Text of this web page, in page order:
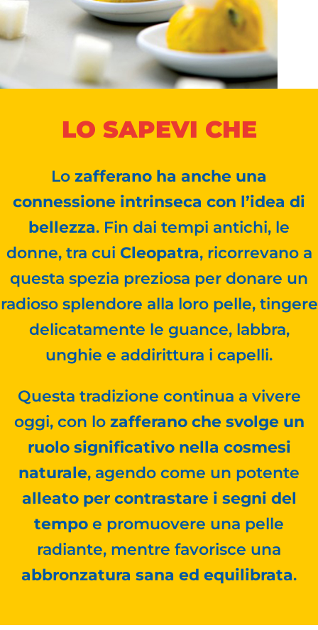
LO SAPEVI CHE
Lo zafferano ha anche una
connessione intrinseca con l’idea di
bellezza. Fin dai tempi antichi, le
donne, tra cui Cleopatra, ricorrevano a
questa spezia preziosa per donare un
radioso splendore alla loro pelle, tingere
delicatamente le guance, labbra,
unghie e addirittura i capelli.
Questa tradizione continua a vivere
oggi, con lo zafferano che svolge un
ruolo significativo nella cosmesi
naturale, agendo come un potente
alleato per contrastare i segni del
tempo e promuovere una pelle
radiante, mentre favorisce una
abbronzatura sana ed equilibrata.